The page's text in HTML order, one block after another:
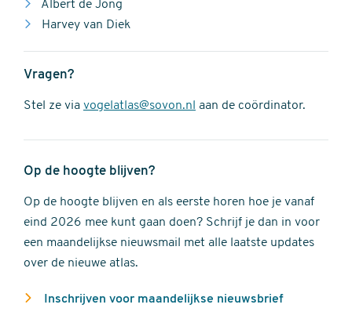
Albert de Jong
Harvey van Diek
Vragen?
Stel ze via vogelatlas@sovon.nl aan de coördinator.
Op de hoogte blijven?
Op de hoogte blijven en als eerste horen hoe je vanaf
eind 2026 mee kunt gaan doen? Schrijf je dan in voor
een maandelijkse nieuwsmail met alle laatste updates
over de nieuwe atlas.
Inschrijven voor maandelijkse nieuwsbrief